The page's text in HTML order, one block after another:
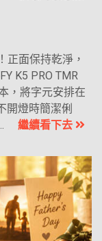
正面保持乾淨，
K5 PRO TMR
，將字元安排在
開燈時簡潔俐
繼續看下去